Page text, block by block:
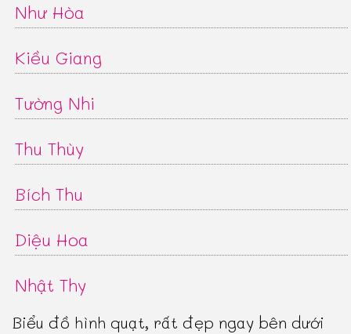
Như Hòa
Kiều Giang
Tường Nhi
Thu Thùy
Bích Thu
Diệu Hoa
Nhật Thy
Biểu đồ hình quạt, rất đẹp ngay bên dưới